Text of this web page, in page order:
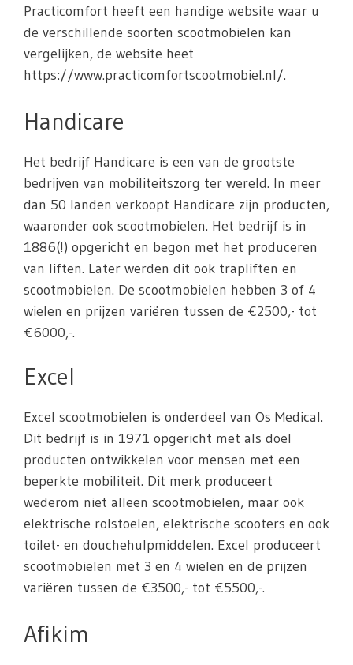
Practicomfort heeft een handige website waar u
de verschillende soorten scootmobielen kan
vergelijken, de website heet
https://www.practicomfortscootmobiel.nl/.
Handicare
Het bedrijf Handicare is een van de grootste
bedrijven van mobiliteitszorg ter wereld. In meer
dan 50 landen verkoopt Handicare zijn producten,
waaronder ook scootmobielen. Het bedrijf is in
1886(!) opgericht en begon met het produceren
van liften. Later werden dit ook trapliften en
scootmobielen. De scootmobielen hebben 3 of 4
wielen en prijzen variëren tussen de €2500,- tot
€6000,-.
Excel
Excel scootmobielen is onderdeel van Os Medical.
Dit bedrijf is in 1971 opgericht met als doel
producten ontwikkelen voor mensen met een
beperkte mobiliteit. Dit merk produceert
wederom niet alleen scootmobielen, maar ook
elektrische rolstoelen, elektrische scooters en ook
toilet- en douchehulpmiddelen. Excel produceert
scootmobielen met 3 en 4 wielen en de prijzen
variëren tussen de €3500,- tot €5500,-.
Afikim